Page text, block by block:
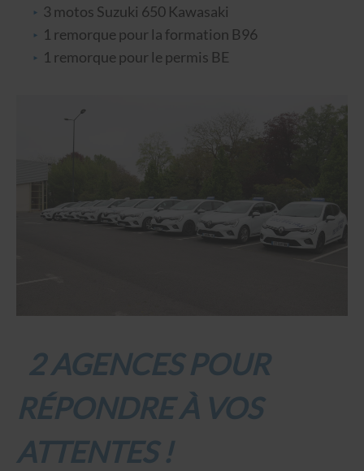
3 motos Suzuki 650 Kawasaki
1 remorque pour la formation B96
1 remorque pour le permis BE
2AGENCES POUR
RÉPONDRE À VOS
ATTENTES !